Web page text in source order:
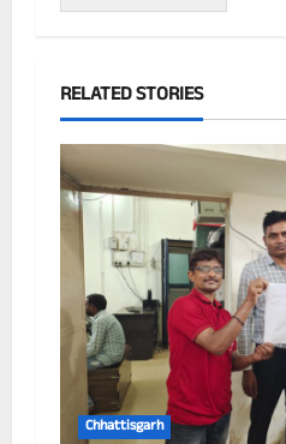
RELATED STORIES
Chhattisgarh